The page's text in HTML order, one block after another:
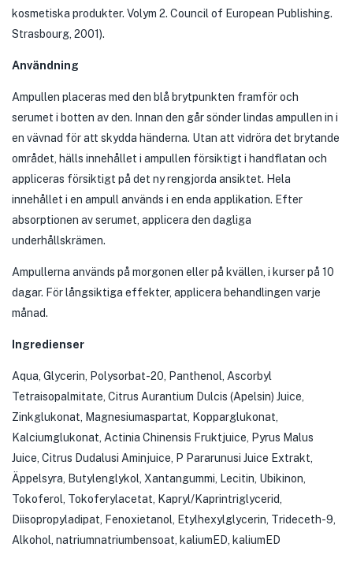
kosmetiska produkter. Volym 2. Council of European Publishing.
Strasbourg, 2001).
Användning
Ampullen placeras med den blå brytpunkten framför och
serumet i botten av den. Innan den går sönder lindas ampullen in i
en vävnad för att skydda händerna. Utan att vidröra det brytande
området, hälls innehållet i ampullen försiktigt i handflatan och
appliceras försiktigt på det ny rengjorda ansiktet. Hela
innehållet i en ampull används i en enda applikation. Efter
absorptionen av serumet, applicera den dagliga
underhållskrämen.
Ampullerna används på morgonen eller på kvällen, i kurser på 10
dagar. För långsiktiga effekter, applicera behandlingen varje
månad.
Ingredienser
Aqua, Glycerin, Polysorbat-20, Panthenol, Ascorbyl
Tetraisopalmitate, Citrus Aurantium Dulcis (Apelsin) Juice,
Zinkglukonat, Magnesiumaspartat, Kopparglukonat,
Kalciumglukonat, Actinia Chinensis Fruktjuice, Pyrus Malus
Juice, Citrus Dudalusi Aminjuice, P Pararunusi Juice Extrakt,
Äppelsyra, Butylenglykol, Xantangummi, Lecitin, Ubikinon,
Tokoferol, Tokoferylacetat, Kapryl/Kaprintriglycerid,
Diisopropyladipat, Fenoxietanol, Etylhexylglycerin, Trideceth-9,
Alkohol, natriumnatriumbensoat, kaliumED, kaliumED